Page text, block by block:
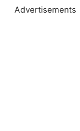
Advertisements